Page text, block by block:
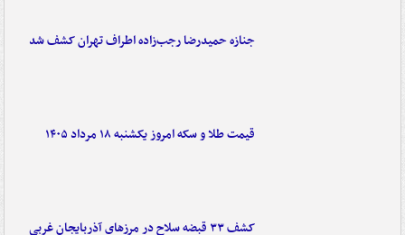
جنازه حمیدرضا رجب‌زاده اطراف تهران کشف شد
قیمت طلا و سکه امروز یکشنبه ۱۸ مرداد ۱۴۰۵
کشف ۳۳ قبضه سلاح در مرزهای آذربایجان غربی